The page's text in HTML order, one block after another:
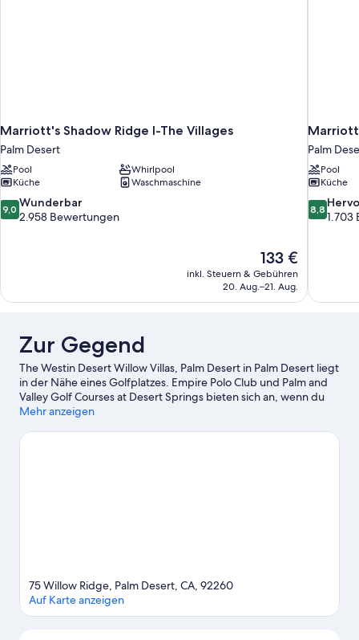
Marriott's Shadow Ridge I-The Villages
Palm Desert
Pool
Whirlpool
Küche
Waschmaschine
9.0
von
9,0 Wunderbar
2.958 Bewertungen
Der
Preis
beträgt
133 €
inkl. Steuern & Gebühren
20. Aug.–21. Aug.
Palm
Pool
Küche
8.8
von
8,8
1.703
Zur Gegend
The Westin Desert Willow Villas, Palm Desert in Palm Desert liegt
in der Nähe eines Golfplatzes. Empire Polo Club und Palm and
Valley Golf Courses at Desert Springs bieten sich an, wenn du
etwas unternehmen möchtest. Wer gerne shoppen geht,
River at Rancho Mirage. Du reist zusammen mit Kindern? Dann
Mehr anzeigen
75 Willow Ridge, Palm Desert, CA, 92260
Auf Karte anzeigen